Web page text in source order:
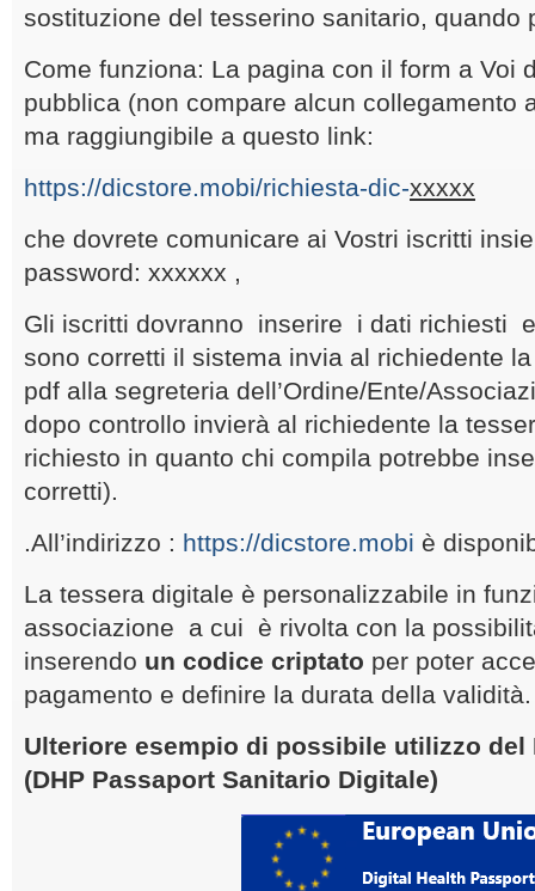
sostituzione del tesserino sanitario, quando
Come funziona: La pagina con il form a Voi
pubblica (non compare alcun collegamento
ma raggiungibile a questo link:
https://dicstore.mobi/richiesta-dic-xxxxx
che dovrete comunicare ai Vostri iscritti
password: xxxxxx ,
Gli iscritti dovranno inserire i dati richiesti
sono corretti il sistema invia al richiedente
pdf alla segreteria dell’Ordine/Ente/
dopo controllo invierà al richiedente la
richiesto in quanto chi compila potrebbe
corretti).
.All’indirizzo : https://dicstore.mobi è
La tessera digitale è personalizzabile in
associazione a cui è rivolta con la
inserendo un codice criptato per poter
pagamento e definire la durata della validità.
Ulteriore esempio di possibile utilizzo del
(DHP Passaport Sanitario Digitale)